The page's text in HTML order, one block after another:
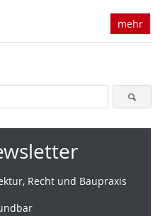
mehr
Recht und Baupraxis